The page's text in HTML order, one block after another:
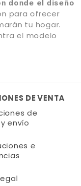
donde el diseño
para ofrecer
tu hogar.
el modelo
DE VENTA
de
envío
e